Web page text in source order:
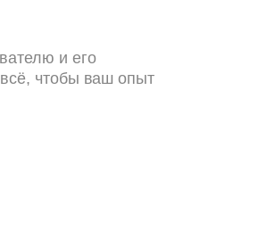
и его
чтобы ваш опыт